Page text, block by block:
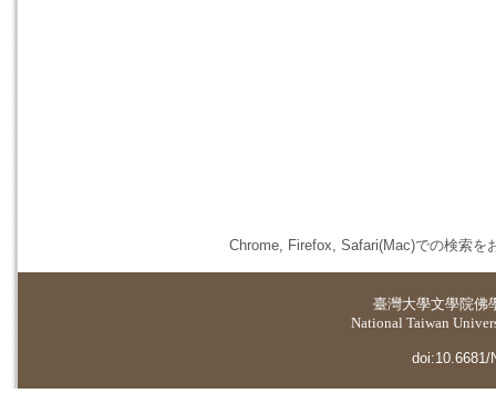
Chrome, Firefox, Safari(Mac)での検索を
臺灣大學文學院佛
National Taiwan
doi:10.6681/